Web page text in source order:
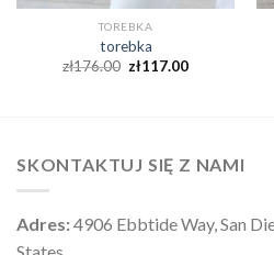
TOREBKA
torebka
zł176.00 zł117.00
SKONTAKTUJ SIĘ Z NAMI
Adres:4906 Ebbtide Way, San